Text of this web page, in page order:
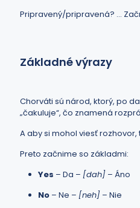
Pripravený/pripravená? …
Základné výrazy
Chorváti sú národ, ktorý, po
„čakuluje“, čo znamená
A aby si mohol viesť
Preto začnime so základmi:
Yes – Da – [dah] – Áno
No – Ne – [neh] – Nie